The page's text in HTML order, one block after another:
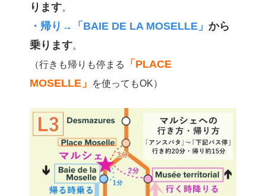
ります。
・帰り→「BAIE DE LA MOSELLE」 から
乗ります。
（行きも帰りも停まる
「PLACE
MOSELLE」
を使ってもOK）